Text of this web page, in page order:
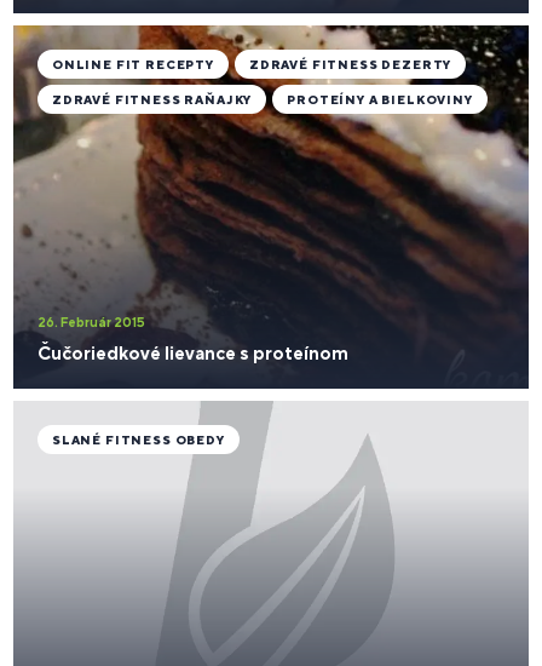
26. Február 2015
Čučoriedkové lievance s proteínom
ONLINE FIT RECEPTY ZDRAVÉ FITNESS DEZERTY
ZDRAVÉ FITNESS RAŇAJKY PROTEÍNY A BIELKOVINY
SLANÉ FITNESS OBEDY